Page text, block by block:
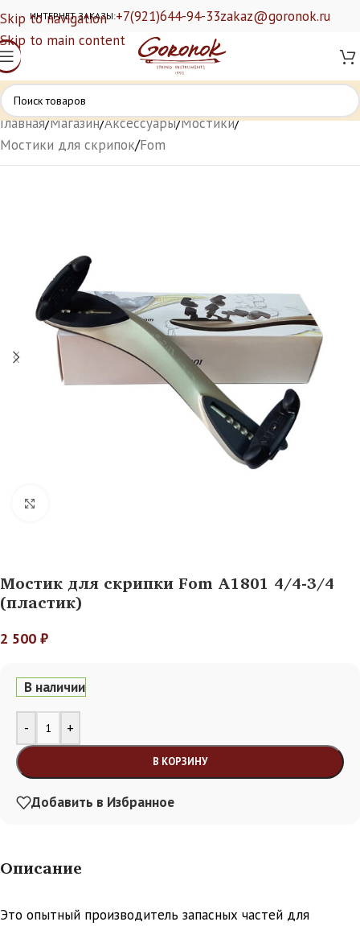
Skip to navigation
Skip to main content
ИНТЕРНЕТ ЗАКАЗЫ:+7(921)644-94-33zakaz@goronok.ru
Главная/Магазин/Аксессуары/Мостики/
Мостики для скрипок/Fom
Мостик для скрипки Fom A1801 4/4-3/4
(пластик)
2 500 ₽
В наличии
- +
В КОРЗИНУ
Alternative:
Добавить в Избранное
Описание
Это опытный производитель запасных частей для